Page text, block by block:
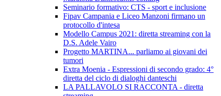
Seminario formativo: CTS - sport e inclusione
Fipav Campania e Liceo Manzoni firmano un
protocollo d'intesa
Modello Campus 2021: diretta streaming con la
D.S. Adele Vairo
Progetto MARTINA... parliamo ai giovani dei
tumori
Extra Moenia - Espressioni di secondo grado: 4°
diretta del ciclo di dialoghi danteschi
LA PALLAVOLO SI RACCONTA - diretta